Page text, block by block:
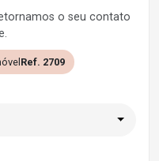
o seu contato
Ref. 2709